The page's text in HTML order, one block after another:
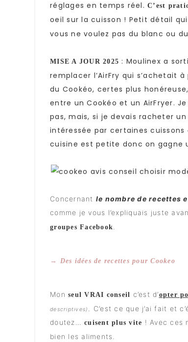
réglages en temps réel. C’est
oeil sur la cuisson ! Petit détail
vous ne voulez pas du blanc ou
MISE A JOUR 2025 : Moulinex a
remplacer l’AirFry qui s’achetait
du Cookéo, certes plus
entre un Cookéo et un AirFryer.
pas, mais, si je devais racheter
intéressée par certaines
cuisine est petite donc on gagne
Concernant le nombre de recettes
comme je vous l’expliquais juste
groupes Facebook
→ Des idées de recettes pour Cookeo
Mon seul VRAI conseil c’est d’opter
descriptives)
. C’est ce que j’ai fait et
doutez… cuisent plus vite ! Avec ces
bien les aliments.